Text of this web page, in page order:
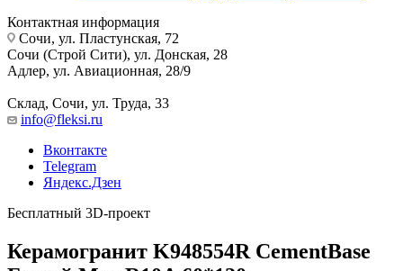
Контактная информация
Сочи, ул. Пластунская, 72
Сочи (Строй Сити), ул. Донская, 28
Адлер, ул. Авиационная, 28/9
Склад, Сочи, ул. Труда, 33
info@fleksi.ru
Вконтакте
Telegram
Яндекс.Дзен
Бесплатный 3D-проект
Керамогранит K948554R CementBase